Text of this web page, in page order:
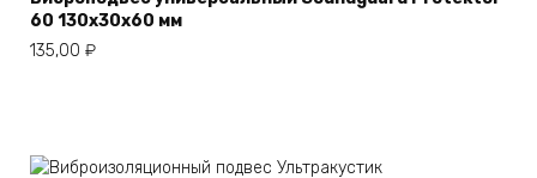
60 130x30x60 мм
135,00 ₽